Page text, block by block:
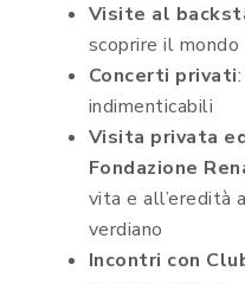
Visite al
scoprire il
Concerti privati
indimenticabili
Visita privata
Fondazione
vita e all’eredità
verdiano
Incontri con